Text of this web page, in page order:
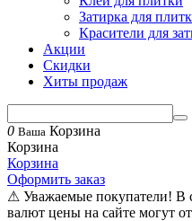
Затирка для
Красители для
Акции
Скидки
Хиты продаж
0 Ваша Корзина
Корзина
Корзина
Оформить заказ
⚠ Уважаемые покупатели! В
валют цены на сайте могут